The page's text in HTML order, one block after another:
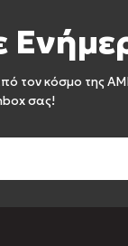
τον κόσμο της
σας!